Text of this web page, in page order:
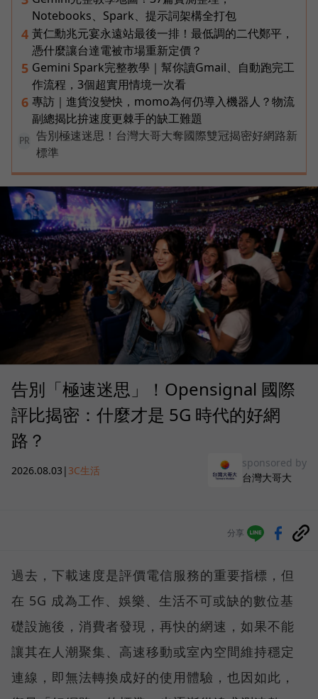
Notebooks、Spark、提示詞架構全打包
4 黃仁勳兆元宴永遠站最後一排！最低調的二代鄭平，
憑什麼讓台達電被市場重新定價？
5 Gemini Spark完整教學｜幫你讀Gmail、自動跑完工
作流程，3個超實用情境一次看
6 專訪｜進貨沒變快，momo為何仍導入機器人？物流
副總揭比拚速度更棘手的缺工難題
PR
告別極速迷思！台灣大哥大奪國際雙冠揭密好網路新
標準
告別「極速迷思」！Opensignal 國際
評比揭密：什麼才是 5G 時代的好網
路？
2026.08.03 | 3C生活
sponsored by
台灣大哥大
分享
過去，下載速度是評價電信服務的重要指標，但
在 5G 成為工作、娛樂、生活不可或缺的數位基
礎設施後，消費者發現，再快的網速，如果不能
讓其在人潮聚集、高速移動或室內空間維持穩定
連線，即無法轉換成好的使用體驗，也因如此，